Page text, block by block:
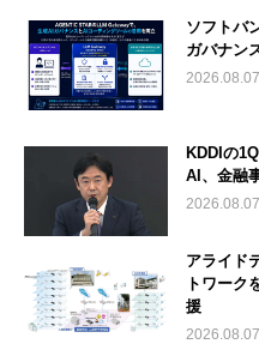
ソフトバ
ガバナン
2026.08.07
KDDIの
AI、金融
2026.08.07
アライド
トワーク
援
2026.08.07